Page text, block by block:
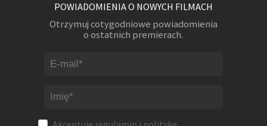
POWIADOMIENIA O NOWYCH FILMACH
Otrzymuj cotygodniowe powiadomienia
o ostatnich premierach.